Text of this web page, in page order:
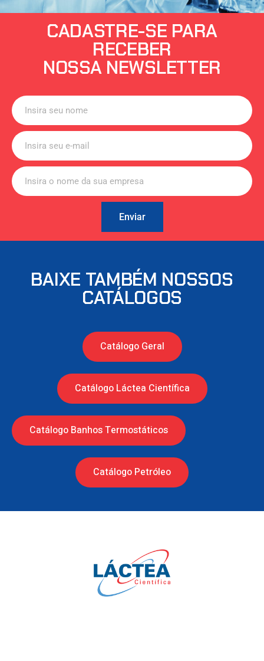
CADASTRE-SE PARA
RECEBER
NOSSA NEWSLETTER
Enviar
BAIXE TAMBÉM NOSSOS
CATÁLOGOS
Catálogo Geral
Catálogo Láctea Científica
Catálogo Banhos Termostáticos
Catálogo Petróleo